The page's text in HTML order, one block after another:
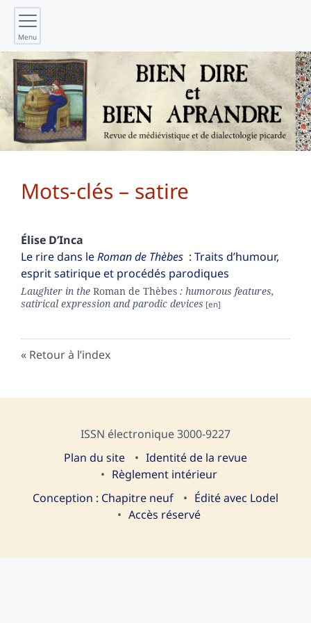
Menu
Mots-clés – satire
Élise D’Inca
Le rire dans leRoman de Thèbes : Traits d’humour,
esprit satirique et procédés parodiques
Laughter in the Roman de Thèbes : humorous features,
satirical expression and parodic devices
Retour à l’index
ISSN électronique 3000-9227
Plan du site
Identité de la revue
Règlement intérieur
Conception : Chapitre neuf
Édité avec Lodel
Accès réservé